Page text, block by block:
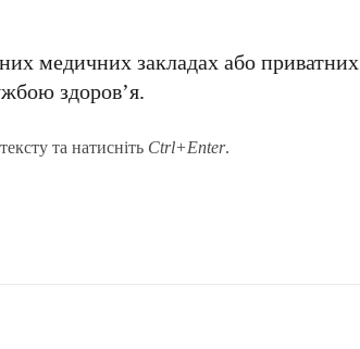
медичних закладах або приватних
здоров’я.
та натисніть Ctrl+Enter.